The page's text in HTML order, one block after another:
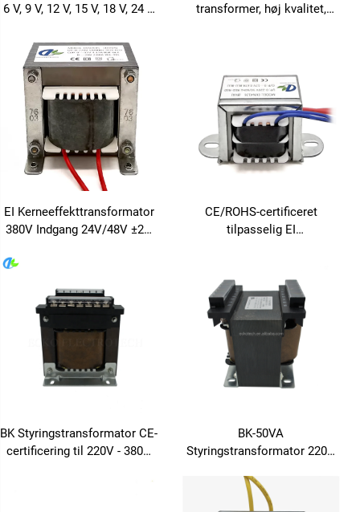
6 V, 9 V, 12 V, 15 V, 18 V, 24 V
transformer, høj kvalitet,
EI Kerneeffekttransformator
380V Indgang 24V/48V ±2%
industriautomatisering 50Hz
CE/ROHS-certificeret
tilpasselig EI
til industriel
brug/husholdningsapparater
110 V
BK Styringstransformator CE-
certificering til 220V - 380V
BK-50VA
Styringstransformator 220V
220V Udgang 50Hz/60Hz
Kobber BK-type til 220